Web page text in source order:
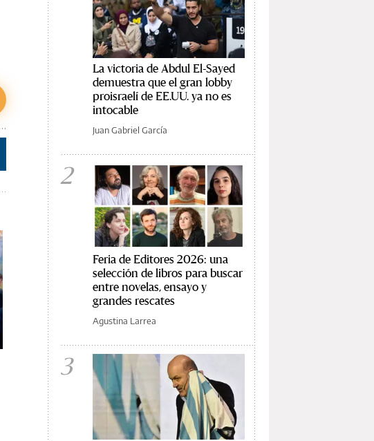
La victoria de Abdul El-Sayed
demuestra que el gran lobby
proisraelí de EE.UU. ya no es
intocable
Juan Gabriel García
2
Feria de Editores 2026: una
selección de libros para buscar
entre novelas, ensayo y
grandes rescates
Agustina Larrea
3